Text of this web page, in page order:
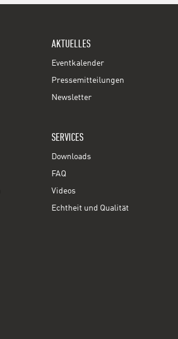
AKTUELLES
Eventkalender
Pressemitteilungen
Newsletter
SERVICES
Downloads
FAQ
Videos
Echtheit und Qualität